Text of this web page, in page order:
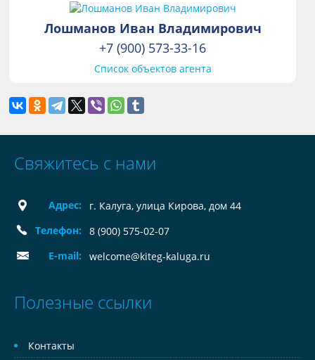
Лошманов Иван Владимирович
+7 (900) 573-33-16
Список объектов агента
Свяжитесь с нами
Адрес:
г. Калуга, улица Кирова, дом 44
Телефон:
8 (900) 575-02-07
E-mail:
welcome@kiteg-kaluga.ru
Полезные ссылки
Контакты